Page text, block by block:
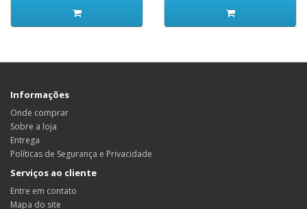
Informações
Onde comprar
Sobre a loja
Entrega
Políticas de Segurança e Privacidade
Serviços ao cliente
Entre em contato
Mapa do site